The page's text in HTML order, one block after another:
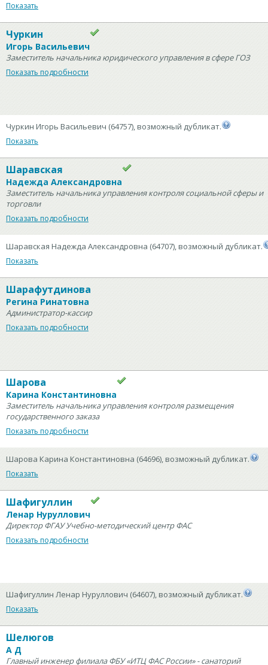
Показать
Чуркин
Игорь Васильевич
Заместитель начальника юридического управления в сфере ГОЗ
Показать подробности
Чуркин Игорь Васильевич (64757), возможный дубликат.
Показать
Шаравская
Надежда Александровна
Заместитель начальника управления контроля социальной сферы и
торговли
Показать подробности
Шаравская Надежда Александровна (64707), возможный дубликат.
Показать
Шарафутдинова
Регина Ринатовна
Администратор-кассир
Показать подробности
Шарова
Карина Константиновна
Заместитель начальника управления контроля размещения
государственного заказа
Показать подробности
Шарова Карина Константиновна (64696), возможный дубликат.
Показать
Шафигуллин
Ленар Нуруллович
Директор ФГАУ Учебно-методический центр ФАС
Показать подробности
Шафигуллин Ленар Нуруллович (64607), возможный дубликат.
Показать
Шелюгов
А Д
Главный инженер филиала ФБУ «ИТЦ ФАС России» - санаторий